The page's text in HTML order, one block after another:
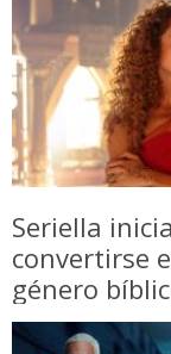
Seriella
convertirse
género